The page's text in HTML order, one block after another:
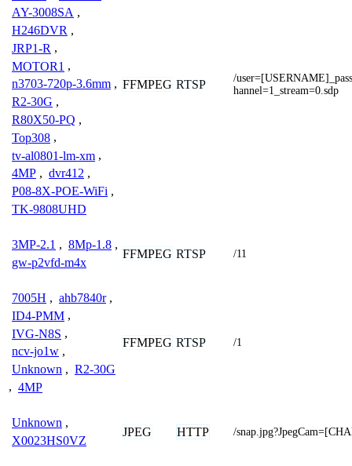
AY-3008SA ,
H246DVR ,
JRP1-R ,
MOTOR1 ,
n3703-720p-3.6mm ,
R2-30G ,
R80X50-PQ ,
Top308 ,
tv-al0801-lm-xm ,
4MP , dvr412 ,
P08-8X-POE-WiFi ,
TK-9808UHD
FFMPEG RTSP
/
hannel=1_stream=0.sdp
3MP-2.1 , 8Mp-1.8 ,
gw-p2vfd-m4x
FFMPEG RTSP /11
7005H , ahb7840r ,
ID4-PMM ,
IVG-N8S ,
ncv-jo1w ,
Unknown , R2-30G
, 4MP
FFMPEG RTSP /1
Unknown ,
X0023HS0VZ
JPEG HTTP /